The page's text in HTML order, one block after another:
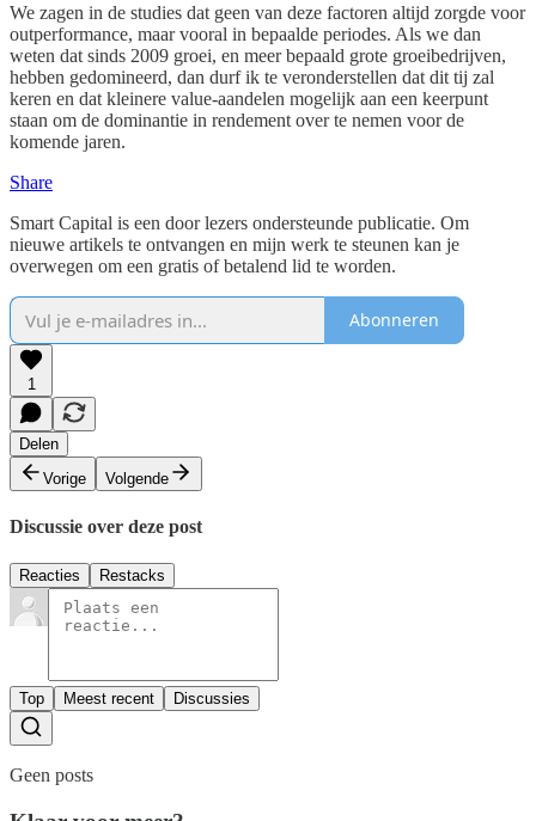
We zagen in de studies dat geen van deze factoren altijd zorgde voor
outperformance, maar vooral in bepaalde periodes. Als we dan
weten dat sinds 2009 groei, en meer bepaald grote groeibedrijven,
hebben gedomineerd, dan durf ik te veronderstellen dat dit tij zal
keren en dat kleinere value-aandelen mogelijk aan een keerpunt
staan om de dominantie in rendement over te nemen voor de
komende jaren.
Share
Smart Capital is een door lezers ondersteunde publicatie. Om
nieuwe artikels te ontvangen en mijn werk te steunen kan je
overwegen om een gratis of betalend lid te worden.
Abonneren
1
Delen
Vorige
Volgende
Discussie over deze post
Reacties Restacks
Top Meest recent Discussies
Geen posts